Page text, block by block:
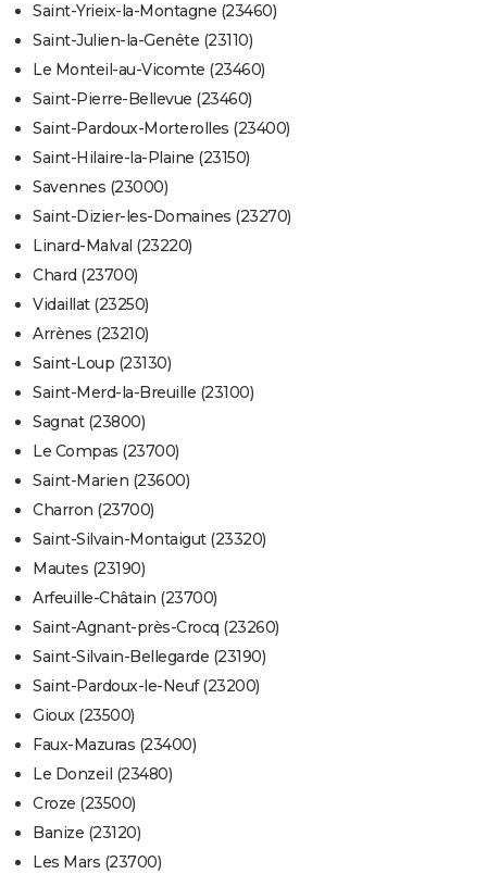
Saint-Yrieix-la-Montagne (23460)
Saint-Julien-la-Genête (23110)
Le Monteil-au-Vicomte (23460)
Saint-Pierre-Bellevue (23460)
Saint-Pardoux-Morterolles (23400)
Saint-Hilaire-la-Plaine (23150)
Savennes (23000)
Saint-Dizier-les-Domaines (23270)
Linard-Malval (23220)
Chard (23700)
Vidaillat (23250)
Arrènes (23210)
Saint-Loup (23130)
Saint-Merd-la-Breuille (23100)
Sagnat (23800)
Le Compas (23700)
Saint-Marien (23600)
Charron (23700)
Saint-Silvain-Montaigut (23320)
Mautes (23190)
Arfeuille-Châtain (23700)
Saint-Agnant-près-Crocq (23260)
Saint-Silvain-Bellegarde (23190)
Saint-Pardoux-le-Neuf (23200)
Gioux (23500)
Faux-Mazuras (23400)
Le Donzeil (23480)
Croze (23500)
Banize (23120)
Les Mars (23700)